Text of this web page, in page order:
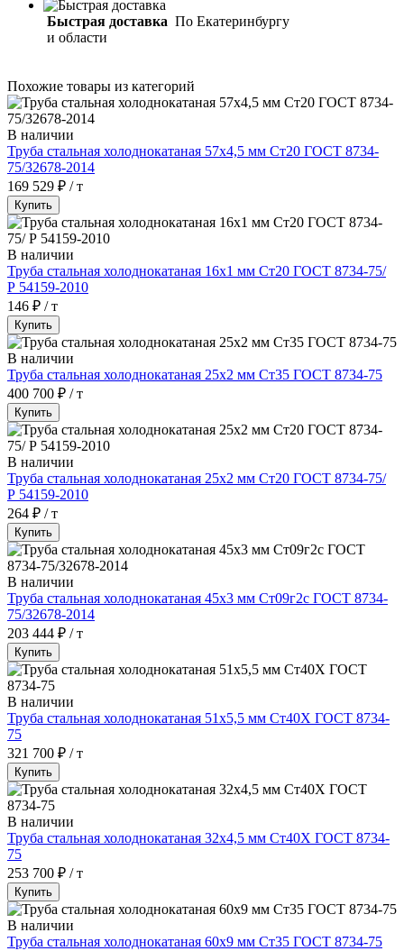
Быстрая доставка По Екатеринбургу
и области
Похожие товары из категорий
В наличии
Труба стальная холоднокатаная 57х4,5 мм Ст20 ГОСТ 8734-
75/32678-2014
169 529 ₽ / т
Купить
В наличии
Труба стальная холоднокатаная 16х1 мм Ст20 ГОСТ 8734-75/
Р 54159-2010
146 ₽ / т
Купить
В наличии
Труба стальная холоднокатаная 25х2 мм Ст35 ГОСТ 8734-75
400 700 ₽ / т
Купить
В наличии
Труба стальная холоднокатаная 25х2 мм Ст20 ГОСТ 8734-75/
Р 54159-2010
264 ₽ / т
Купить
В наличии
Труба стальная холоднокатаная 45х3 мм Ст09г2с ГОСТ 8734-
75/32678-2014
203 444 ₽ / т
Купить
В наличии
Труба стальная холоднокатаная 51х5,5 мм Ст40Х ГОСТ 8734-
75
321 700 ₽ / т
Купить
В наличии
Труба стальная холоднокатаная 32х4,5 мм Ст40Х ГОСТ 8734-
75
253 700 ₽ / т
Купить
В наличии
Труба стальная холоднокатаная 60х9 мм Ст35 ГОСТ 8734-75